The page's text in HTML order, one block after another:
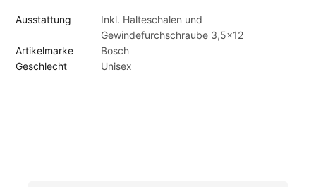
Ausstattung
Inkl. Halteschalen und
Gewindefurchschraube 3,5x12
Artikelmarke
Bosch
Geschlecht
Unisex